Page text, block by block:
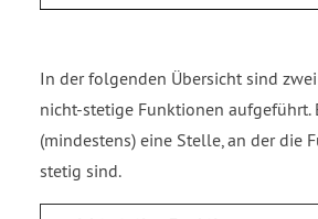
In der folgenden Übersicht sind
nicht-stetige Funktionen aufgeführt.
(mindestens) eine Stelle, an der die
stetig sind.